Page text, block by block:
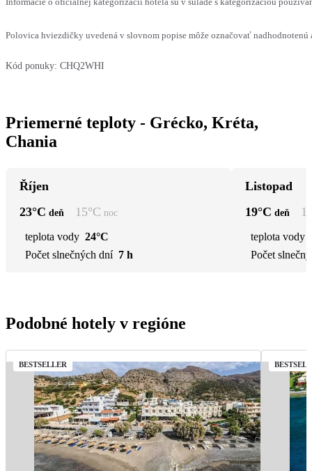
Polovica hviezdičky uvedená v slovnom popise môže označovať
Kód ponuky: CHQ2WHI
Priemerné teploty - Grécko, Kréta,
Chania
Říjen
23°C deň 15°C noc
teplota vody 24°C
Počet slnečných dní 7 h
Listopad
19°C deň
teplota vody
Počet
Podobné hotely v regióne
BESTSELLER